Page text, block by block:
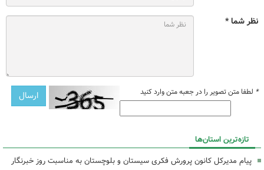
نظر شما *
* لطفا متن تصویر را در جعبه متن وارد کنید
تازه‌ترین استان‌ها
پیام مدیرکل کانون پرورش فکری سیستان و بلوچستان به مناسبت روز خبرنگار